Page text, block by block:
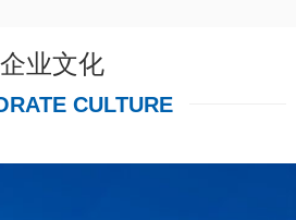
企业文化
CULTURE